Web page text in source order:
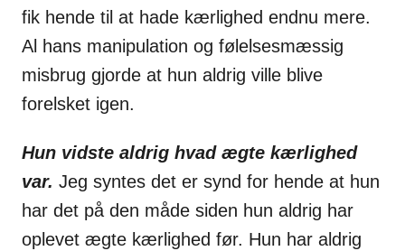
fik hende til at hade kærlighed endnu mere.
Al hans manipulation og følelsesmæssig
misbrug gjorde at hun aldrig ville blive
forelsket igen.
Hun vidste aldrig hvad ægte kærlighed
var. Jeg syntes det er synd for hende at hun
har det på den måde siden hun aldrig har
oplevet ægte kærlighed før. Hun har aldrig